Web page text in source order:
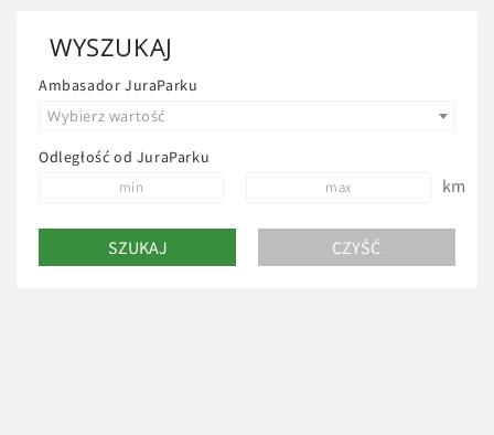
za wynajem całego domku, przy […]
WYSZUKAJ
Ambasador JuraParku
Wybierz wartość
Odległość od JuraParku
km